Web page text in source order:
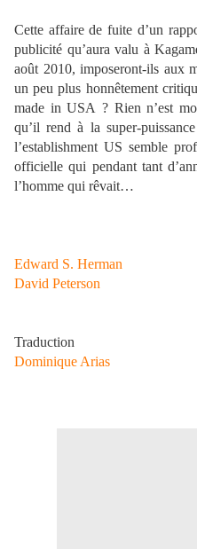
Cette affaire de fuite d’un
publicité qu’aura valu à
août 2010, imposeront-ils aux
un peu plus honnêtement
made in USA ? Rien n’est
qu’il rend à la super-
l’establishment US semble
officielle qui pendant tant
l’homme qui rêvait…
Edward S. Herman
David Peterson
Traduction
Dominique Arias